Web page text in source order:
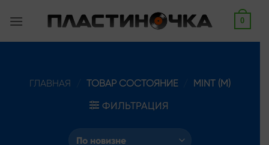
0
ГЛАВНАЯ ТОВАР СОСТОЯНИЕ
MINT (M)
ФИЛЬТРАЦИЯ